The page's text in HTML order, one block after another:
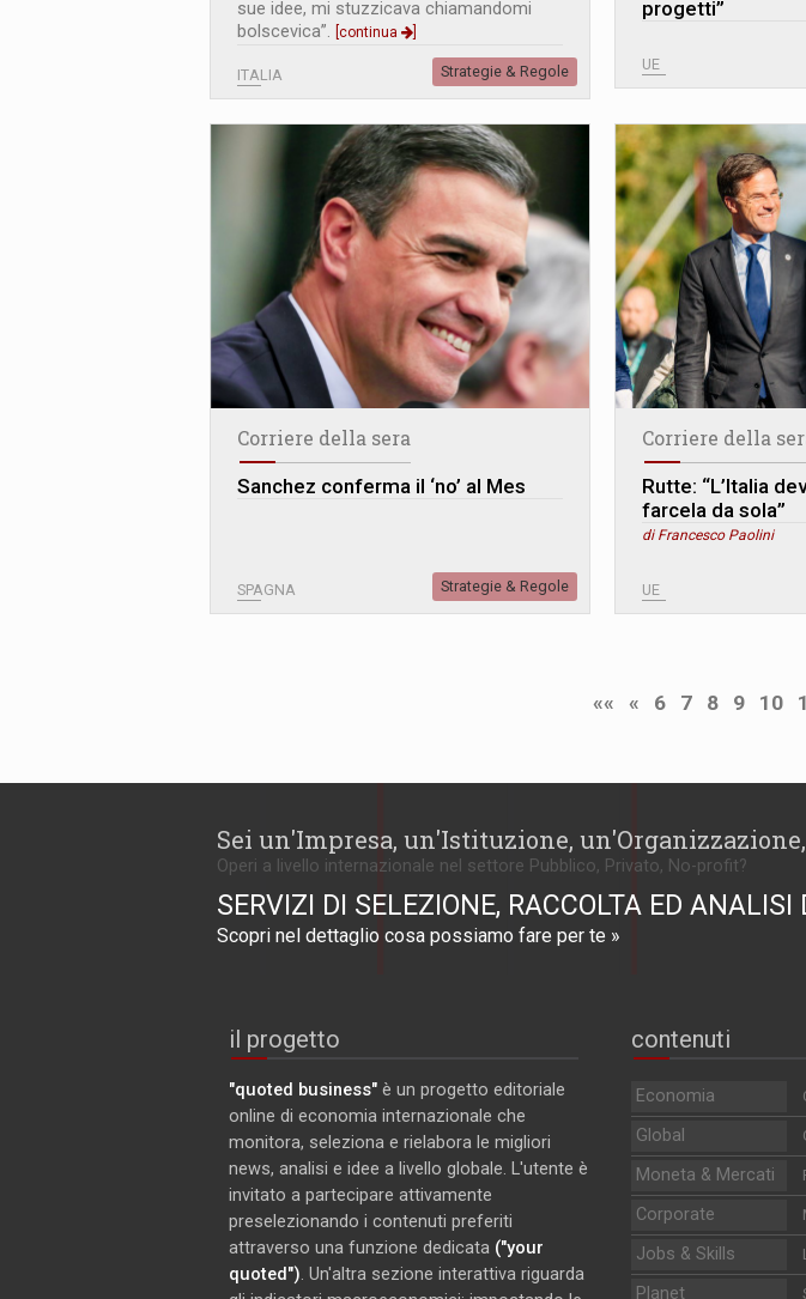
sue idee, mi stuzzicava chiamandomi
bolscevica”. [continua
ITALIA Strategie & Regole
progetti”
UE
Corriere della sera
Sanchez conferma il ‘no’ al Mes
SPAGNA Strategie & Regole
Corriere della
Rutte: “L’Italia
farcela da sola”
di Francesco Paolini
UE
«« « 6 7 8 9 10
Sei un'Impresa, un'Istituzione,
Operi a livello internazionale nel settore Pubblico, Privato, No-profit?
SERVIZI DI SELEZIONE, RACCOLTA ED ANALISI
Scopri nel dettaglio cosa possiamo fare per te »
il progetto
"quoted business" è un progetto editoriale
online di economia internazionale che
monitora, seleziona e rielabora le migliori
news, analisi e idee a livello globale. L'utente è
invitato a partecipare attivamente
preselezionando i contenuti preferiti
attraverso una funzione dedicata ("your
quoted"). Un'altra sezione interattiva riguarda
contenuti
Economia
Global
Moneta & Mercati
Corporate
Jobs & Skills
Planet